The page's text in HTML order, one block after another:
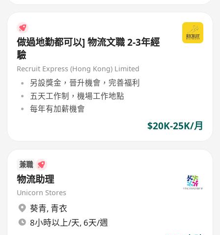
做過地勤都可以] 物流文職 2-3年經
驗
Recruit Express (Hong Kong) Limited
另設獎金，晉升機會，完善福利
五天工作制，機場工作地點
每年有加薪機會
$20K-25K/月
兼職
物流助理
Unicorn Stores
葵青, 青衣
8小時以上/天, 6天/週